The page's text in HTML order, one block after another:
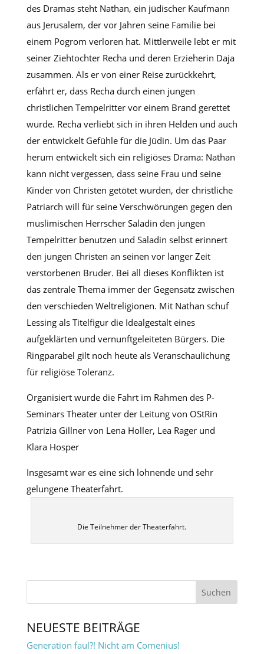
des Dramas steht Nathan, ein jüdischer Kaufmann
aus Jerusalem, der vor Jahren seine Familie bei
einem Pogrom verloren hat. Mittlerweile lebt er mit
seiner Ziehtochter Recha und deren Erzieherin Daja
zusammen. Als er von einer Reise zurückkehrt,
erfährt er, dass Recha durch einen jungen
christlichen Tempelritter vor einem Brand gerettet
wurde. Recha verliebt sich in ihren Helden und auch
der entwickelt Gefühle für die Jüdin. Um das Paar
herum entwickelt sich ein religiöses Drama: Nathan
kann nicht vergessen, dass seine Frau und seine
Kinder von Christen getötet wurden, der christliche
Patriarch will für seine Verschwörungen gegen den
muslimischen Herrscher Saladin den jungen
Tempelritter benutzen und Saladin selbst erinnert
den jungen Christen an seinen vor langer Zeit
verstorbenen Bruder. Bei all dieses Konflikten ist
das zentrale Thema immer der Gegensatz zwischen
den verschieden Weltreligionen. Mit Nathan schuf
Lessing als Titelfigur die Idealgestalt eines
aufgeklärten und vernunftgeleiteten Bürgers. Die
Ringparabel gilt noch heute als Veranschaulichung
für religiöse Toleranz.
Organisiert wurde die Fahrt im Rahmen des P-
Seminars Theater unter der Leitung von OStRin
Patrizia Gillner von Lena Holler, Lea Rager und
Klara Hosper
Insgesamt war es eine sich lohnende und sehr
gelungene Theaterfahrt.
Die Teilnehmer der Theaterfahrt.
NEUESTE BEITRÄGE
Generation faul?! Nicht am Comenius!